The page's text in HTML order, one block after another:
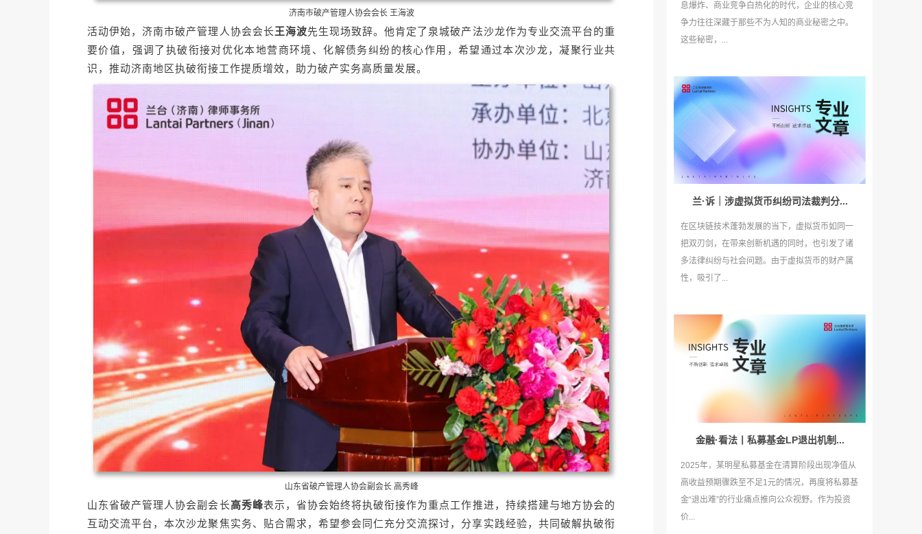
济南市破产管理人协会会长 王海波
活动伊始，济南市破产管理人协会会长王海波先生现场致辞。他肯定了泉城破产法沙龙作为专业交流平台的重
要价值，强调了执破衔接对优化本地营商环境、化解债务纠纷的核心作用，希望通过本次沙龙，凝聚行业共
识，推动济南地区执破衔接工作提质增效，助力破产实务高质量发展。
山东省破产管理人协会副会长 高秀峰
山东省破产管理人协会副会长高秀峰表示，省协会始终将执破衔接作为重点工作推进，持续搭建与地方协会的
互动交流平台，本次沙龙聚焦实务、贴合需求，希望参会同仁充分交流探讨，分享实践经验，共同破解执破衔
息爆炸、商业竞争白热化的时代，企业的核心竞
争力往往深藏于那些不为人知的商业秘密之中。
这些秘密，...
兰·诉｜涉虚拟货币纠纷司法裁判分...
在区块链技术蓬勃发展的当下，虚拟货币如同一
把双刃剑，在带来创新机遇的同时，也引发了诸
多法律纠纷与社会问题。由于虚拟货币的财产属
性，吸引了...
金融·看法丨私募基金LP退出机制...
2025年，某明星私募基金在清算阶段出现净值从
高收益预期骤跌至不足1元的情况，再度将私募基
金“退出难”的行业痛点推向公众视野。作为投资
价...